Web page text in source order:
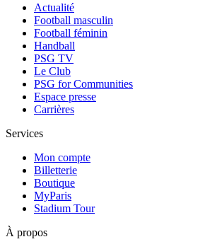
Actualité
Football masculin
Football féminin
Handball
PSG TV
Le Club
PSG for Communities
Espace presse
Carrières
Services
Mon compte
Billetterie
Boutique
MyParis
Stadium Tour
À propos